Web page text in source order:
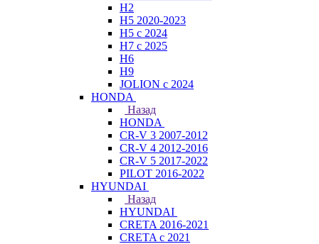
H2
H5 2020-2023
H5 с 2024
H7 с 2025
H6
H9
JOLION с 2024
HONDA
Назад
HONDA
CR-V 3 2007-2012
CR-V 4 2012-2016
CR-V 5 2017-2022
PILOT 2016-2022
HYUNDAI
Назад
HYUNDAI
CRETA 2016-2021
CRETA с 2021